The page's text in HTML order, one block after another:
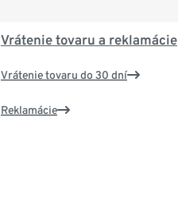
Vrátenie tovaru a reklamácie
Vrátenie tovaru do 30 dní
Reklamácie